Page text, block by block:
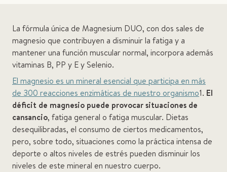
La fórmula única de Magnesium DUO, con dos sales de
magnesio que contribuyen a disminuir la fatiga y a
mantener una función muscular normal, incorpora además
vitaminas B, PP y E y Selenio.
El magnesio es un mineral esencial que participa en más
de 300 reacciones enzimáticas de nuestro organismo1. El
déficit de magnesio puede provocar situaciones de
cansancio, fatiga general o fatiga muscular. Dietas
desequilibradas, el consumo de ciertos medicamentos,
pero, sobre todo, situaciones como la práctica intensa de
deporte o altos niveles de estrés pueden disminuir los
niveles de este mineral en nuestro cuerpo.